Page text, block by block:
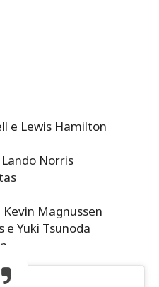
e Lewis Hamilton
Norris
Magnussen
e Yuki Tsunoda